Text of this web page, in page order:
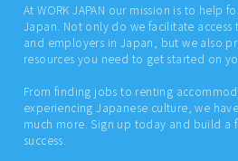
At WORK JAPAN our mission is to help
Japan. Not only do we facilitate
and employers in Japan, but we also
resources you need to get started on
From finding jobs to renting
experiencing Japanese culture, we
much more. Sign up today and build a
success.